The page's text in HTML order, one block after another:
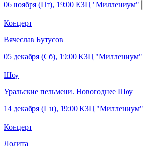
06 ноября (Пт), 19:00 КЗЦ "Миллениум"
Концерт
Вячеслав Бутусов
05 декабря (Сб), 19:00 КЗЦ "Миллениум"
Шоу
Уральские пельмени. Новогоднее Шоу
14 декабря (Пн), 19:00 КЗЦ "Миллениум"
Концерт
Лолита